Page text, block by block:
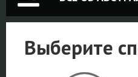
Выберите